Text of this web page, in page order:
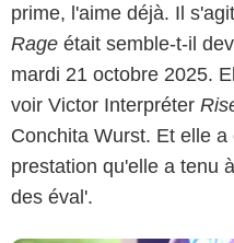
prime, l'aime déjà. Il
Rage était semble-t-il
mardi 21 octobre 2025.
voir Victor Interpréter
Conchita Wurst. Et elle
prestation qu'elle a tenu
des éval'.